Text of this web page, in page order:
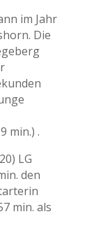
im Jahr
Die
min.) .
LG
den
min. als